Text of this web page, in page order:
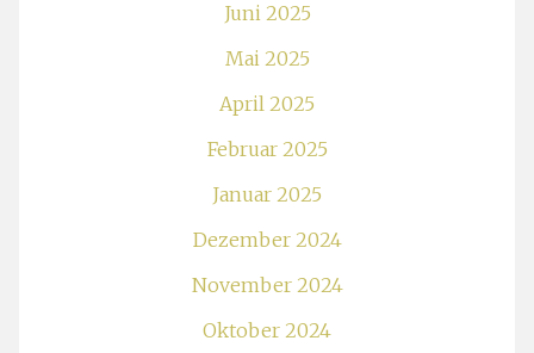
Juni 2025
Mai 2025
April 2025
Februar 2025
Januar 2025
Dezember 2024
November 2024
Oktober 2024